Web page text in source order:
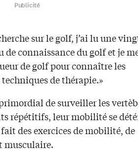
Publicité
sur le golf, j’ai lu une
connaissance du golf et je
de golf pour connaître les
de thérapie.»
de surveiller les
répétitifs, leur mobilité se
des exercices de mobilité, de
musculaire.